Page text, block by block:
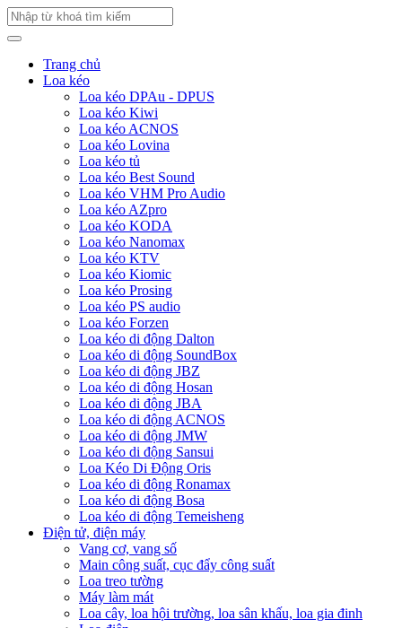
Trang chủ
Loa kéo
Loa kéo DPAu - DPUS
Loa kéo Kiwi
Loa kéo ACNOS
Loa kéo Lovina
Loa kéo tủ
Loa kéo Best Sound
Loa kéo VHM Pro Audio
Loa kéo AZpro
Loa kéo KODA
Loa kéo Nanomax
Loa kéo KTV
Loa kéo Kiomic
Loa kéo Prosing
Loa kéo PS audio
Loa kéo Forzen
Loa kéo di động Dalton
Loa kéo di động SoundBox
Loa kéo di động JBZ
Loa kéo di động Hosan
Loa kéo di động JBA
Loa kéo di động ACNOS
Loa kéo di động JMW
Loa kéo di động Sansui
Loa Kéo Di Động Oris
Loa kéo di động Ronamax
Loa kéo di động Bosa
Loa kéo di động Temeisheng
Điện tử, điện máy
Vang cơ, vang số
Main công suất, cục đẩy công suất
Loa treo tường
Máy làm mát
Loa cây, loa hội trường, loa sân khấu, loa gia đinh